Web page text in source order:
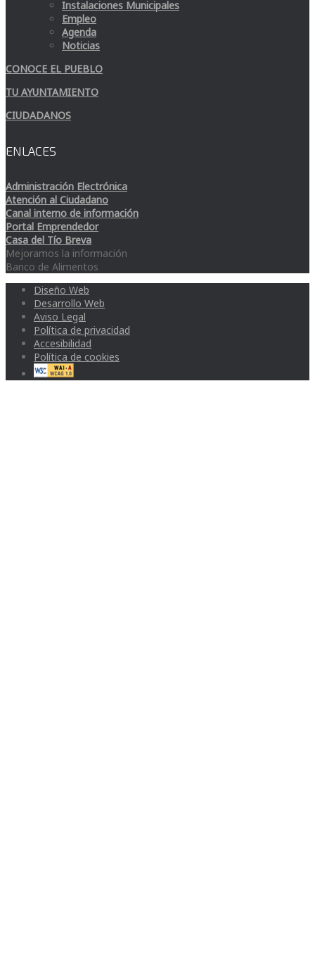
Instalaciones Municipales
Empleo
Agenda
Noticias
CONOCE EL PUEBLO
TU AYUNTAMIENTO
CIUDADANOS
ENLACES
Administración Electrónica
Atención al Ciudadano
Canal interno de información
Portal Emprendedor
Casa del Tío Breva
Mejoramos la información
Banco de Alimentos
Diseño Web
Desarrollo Web
Aviso Legal
Política de privacidad
Accesibilidad
Política de cookies